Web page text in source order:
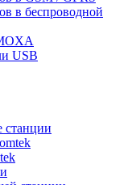
в беспроводной
USB
станции